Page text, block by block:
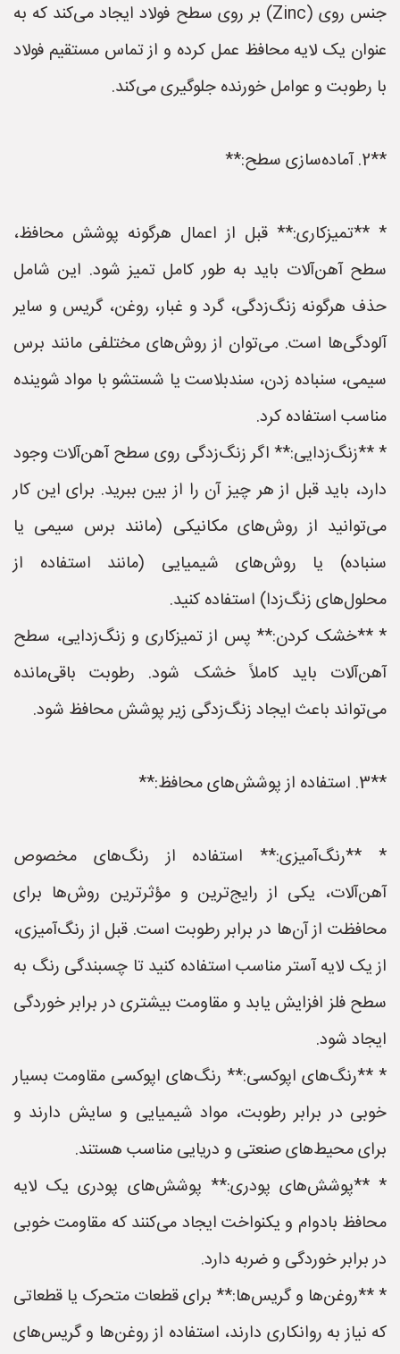
جنس روی (Zinc) بر روی سطح فولاد ایجاد می‌کند که به
عنوان یک لایه محافظ عمل کرده و از تماس مستقیم فولاد
با رطوبت و عوامل خورنده جلوگیری می‌کند.
**2. آماده‌سازی سطح:**
* **تمیزکاری:** قبل از اعمال هرگونه پوشش محافظ،
سطح آهن‌آلات باید به طور کامل تمیز شود. این شامل
حذف هرگونه زنگ‌زدگی، گرد و غبار، روغن، گریس و سایر
آلودگی‌ها است. می‌توان از روش‌های مختلفی مانند برس
سیمی، سنباده زدن، سندبلاست یا شستشو با مواد شوینده
مناسب استفاده کرد.
* **زنگ‌زدایی:** اگر زنگ‌زدگی روی سطح آهن‌آلات وجود
دارد، باید قبل از هر چیز آن را از بین ببرید. برای این کار
می‌توانید از روش‌های مکانیکی (مانند برس سیمی یا
سنباده) یا روش‌های شیمیایی (مانند استفاده از
محلول‌های زنگ‌زدا) استفاده کنید.
* **خشک کردن:** پس از تمیزکاری و زنگ‌زدایی، سطح
آهن‌آلات باید کاملاً خشک شود. رطوبت باقی‌مانده
می‌تواند باعث ایجاد زنگ‌زدگی زیر پوشش محافظ شود.
**3. استفاده از پوشش‌های محافظ:**
* **رنگ‌آمیزی:** استفاده از رنگ‌های مخصوص
آهن‌آلات، یکی از رایج‌ترین و مؤثرترین روش‌ها برای
محافظت از آن‌ها در برابر رطوبت است. قبل از رنگ‌آمیزی،
از یک لایه آستر مناسب استفاده کنید تا چسبندگی رنگ به
سطح فلز افزایش یابد و مقاومت بیشتری در برابر خوردگی
ایجاد شود.
* **رنگ‌های اپوکسی:** رنگ‌های اپوکسی مقاومت بسیار
خوبی در برابر رطوبت، مواد شیمیایی و سایش دارند و
برای محیط‌های صنعتی و دریایی مناسب هستند.
* **پوشش‌های پودری:** پوشش‌های پودری یک لایه
محافظ بادوام و یکنواخت ایجاد می‌کنند که مقاومت خوبی
در برابر خوردگی و ضربه دارد.
* **روغن‌ها و گریس‌ها:** برای قطعات متحرک یا قطعاتی
که نیاز به روانکاری دارند، استفاده از روغن‌ها و گریس‌های